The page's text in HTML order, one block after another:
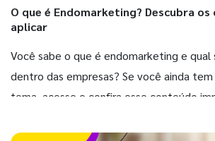
O que é Endomarketing? Descubra
aplicar
Você sabe o que é endomarketing e qual
dentro das empresas? Se você ainda
tema, acesse e confira esse conteúdo